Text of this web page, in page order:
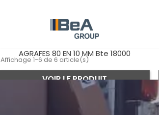
AGRAFES 80 EN 10 MM Bte 18000
VOIR LE PRODUIT
Affichage 1-6 de 6 article(s)